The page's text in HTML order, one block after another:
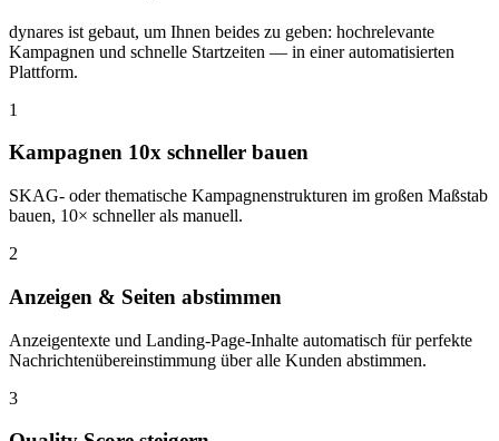
dynares ist gebaut, um Ihnen beides zu geben: hochrelevante
Kampagnen und schnelle Startzeiten — in einer automatisierten
Plattform.
1
Kampagnen 10x schneller bauen
SKAG- oder thematische Kampagnenstrukturen im großen Maßstab
bauen, 10× schneller als manuell.
2
Anzeigen & Seiten abstimmen
Anzeigentexte und Landing-Page-Inhalte automatisch für perfekte
Nachrichtenübereinstimmung über alle Kunden abstimmen.
3